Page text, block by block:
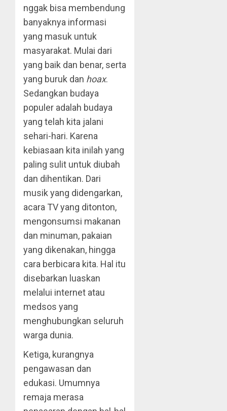
nggak bisa membendung
banyaknya informasi
yang masuk untuk
masyarakat. Mulai dari
yang baik dan benar, serta
yang buruk dan hoax.
Sedangkan budaya
populer adalah budaya
yang telah kita jalani
sehari-hari. Karena
kebiasaan kita inilah yang
paling sulit untuk diubah
dan dihentikan. Dari
musik yang didengarkan,
acara TV yang ditonton,
mengonsumsi makanan
dan minuman, pakaian
yang dikenakan, hingga
cara berbicara kita. Hal itu
disebarkan luaskan
melalui internet atau
medsos yang
menghubungkan seluruh
warga dunia.
Ketiga, kurangnya
pengawasan dan
edukasi. Umumnya
remaja merasa